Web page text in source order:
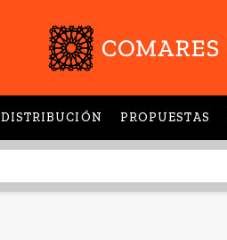
DISTRIBUCIÓN PROPUESTAS